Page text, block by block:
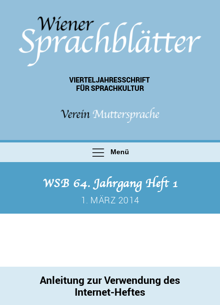
VIERTEL­JAHRES­SCHRIFT
FÜR SPRACHKULTUR
Menü
WSB 64. Jahrgang Heft 1
1. MÄRZ 2014
Anleitung zur Verwendung des
Internet-Heftes